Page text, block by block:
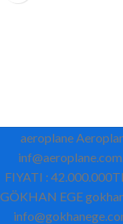
aeroplane
FIYATI :
GÖKHAN EGE